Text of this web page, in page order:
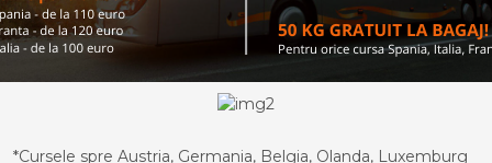
*Cursele spre Austria, Germania, Belgia, Olanda, Luxemburg